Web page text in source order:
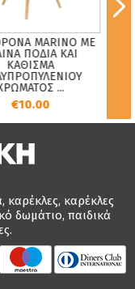
MARINO ΜΕ
ΠΟΔΙΑ ΚΑΙ
ΚΑΘΙΣΜΑ
...
€10.00
καρέκλες, καρέκλες
δωμάτιο, παιδικά